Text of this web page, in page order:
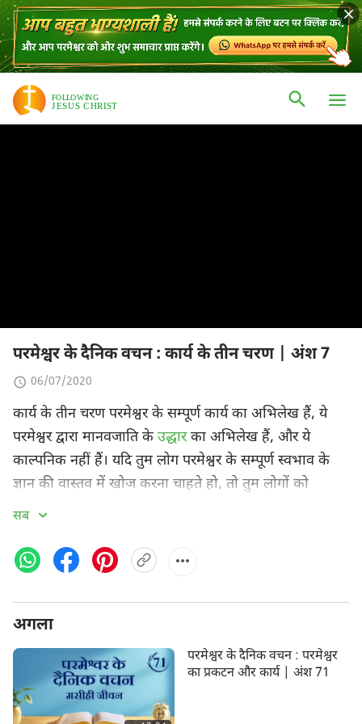
परमेश्वर के दैनिक वचन : कार्य के तीन चरण | अंश 7
06/07/2020
कार्य के तीन चरण परमेश्वर के सम्पूर्ण कार्य का अभिलेख हैं, ये
परमेश्वर द्वारा मानवजाति के उद्धारका अभिलेख हैं, और ये
काल्पनिक नहीं हैं। यदि तुम लोग परमेश्वर के सम्पूर्ण स्वभाव के
ज्ञान की वास्तव में खोज करना चाहते हो, तो तुम लोगों को
परमेश्वर द्वारा किए गए कार्य के तीनों चरणों को अवश्य जानना
चूकना अवश्य नहीं चाहिए। यही सबसे न्यूनतम है जो परमेश्वर को
जानने की खोज करने वालों के द्वारा प्राप्त अवश्य किया जाना
चाहिए। मनुष्य स्वयं परमेश्वर के ज्ञान के साथ नहीं आ सकता है।
यह कुछ ऐसा नहीं है जिसे मनुष्य स्वयं कल्पना कर सकता है, न
ही यहपवित्र आत्माके द्वारा किसी एक व्यक्ति के प्रति विशेष
अनुग्रह का परिणाम है। इसके बजाय, यह वह ज्ञान है जो तब
आता है जब मनुष्य परमेश्वर के कार्य का अनुभव कर लेता है, और
परमेश्वर का ज्ञान है जो केवल परमेश्वर के कार्य के तथ्यों का
सब
अगला
परमेश्वर के दैनिक वचन : परमेश्वर
का प्रकटन और कार्य | अंश 71